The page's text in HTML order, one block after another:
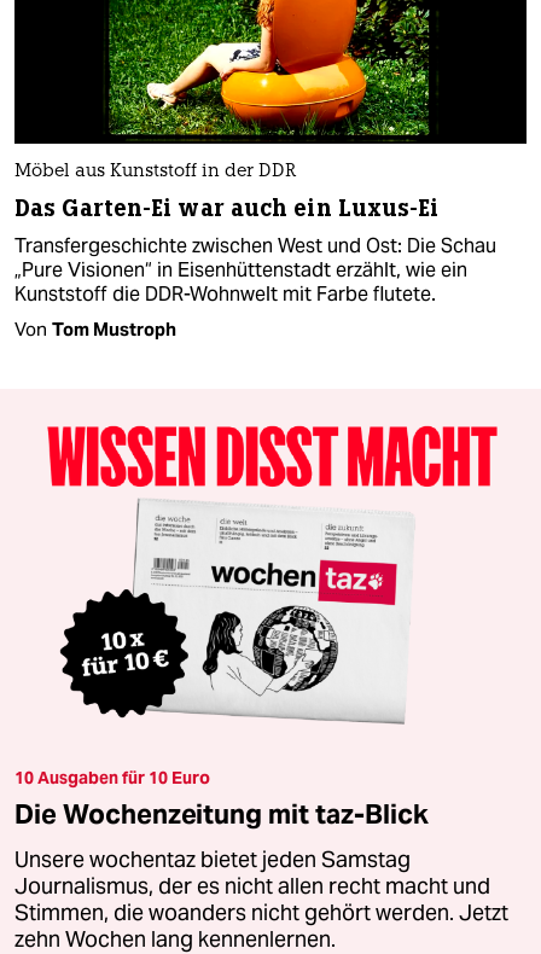
Möbel aus Kunststoff in der DDR
Das Garten-Ei war auch ein Luxus-Ei
Transfergeschichte zwischen West und Ost: Die Schau
„Pure Visionen“ in Eisenhüttenstadt erzählt, wie ein
Kunststoff die DDR-Wohnwelt mit Farbe flutete.
Von Tom Mustroph
10 Ausgaben für 10 Euro
Die Wochenzeitung mit taz-Blick
Unsere wochentaz bietet jeden Samstag
Journalismus, der es nicht allen recht macht und
Stimmen, die woanders nicht gehört werden. Jetzt
zehn Wochen lang kennenlernen.